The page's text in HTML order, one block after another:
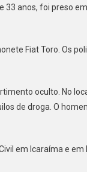
33 anos, foi preso em
Fiat Toro. Os
oculto. No
de droga. O
em Icaraíma e em